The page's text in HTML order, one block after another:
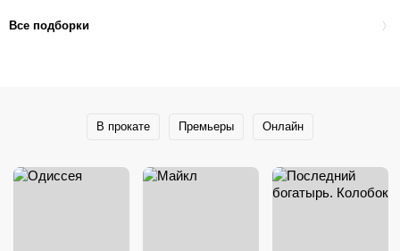
Все подборки
В прокате Премьеры Онлайн